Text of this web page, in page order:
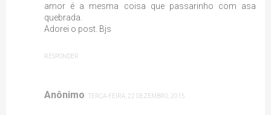
amor é a mesma coisa que passarinho com asa
quebrada.
Adorei o post. Bjs
RESPONDER
Anônimo TERÇA-FEIRA, 22 DEZEMBRO, 2015